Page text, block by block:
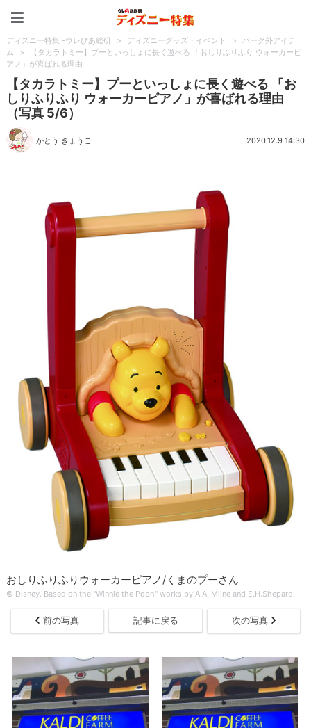
ディズニー特集 -ウレぴあ総研 > ディズニーグッズ・イベント >
パーク外アイテ
ム
>
【タカラトミー】プーといっしょに長く遊べる 「おしりふりふり ウォーカーピ
アノ」が喜ばれる理由
【タカラトミー】プーといっしょに長く遊べる 「お
しりふりふり ウォーカーピアノ」が喜ばれる理由
（写真 5/6）
かとう きょうこ 2020.12.9 14:30
おしりふりふりウォーカーピアノ/くまのプーさん
© Disney. Based on the "Winnie the Pooh" works by A.A. Milne and E.H.Shepard.
前の写真 記事に戻る 次の写真